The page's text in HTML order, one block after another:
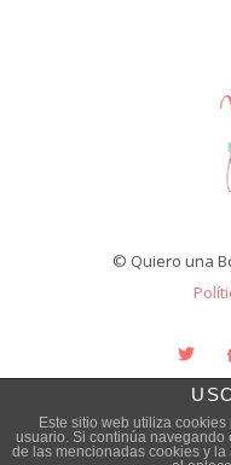
© Quiero una
Este sitio web utiliza
usuario. Si continúa
de las mencionadas cookies y